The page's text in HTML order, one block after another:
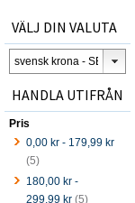
VÄLJ DIN VALUTA
HANDLA UTIFRÅN
Pris
0,00 kr - 179,99 kr
(5)
180,00 kr -
299,99 kr (5)